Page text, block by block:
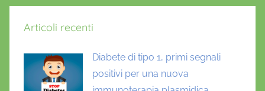
Articoli recenti
Diabete di tipo 1, primi segnali
positivi per una nuova